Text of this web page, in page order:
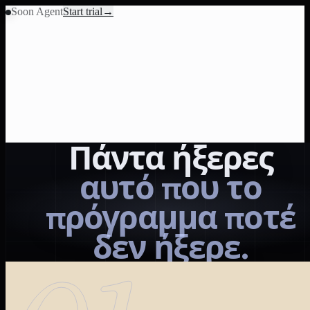
Soon AgentStart trial →
Πάντα ήξερες
αυτό που το
πρόγραμμα ποτέ
δεν ήξερε.